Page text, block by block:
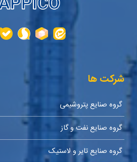
شرکت ها
گروه صنایع پتروشیمی
گروه صنایع نفت و گاز
گروه صنایع تایر و لاستیک